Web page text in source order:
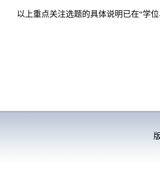
以上重点关注选题的具体说明已在“学